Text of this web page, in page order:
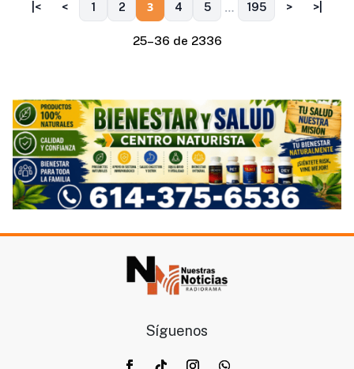
|< < 1 2 3 4 5 … 195 > >|
25–36 de 2336
Síguenos